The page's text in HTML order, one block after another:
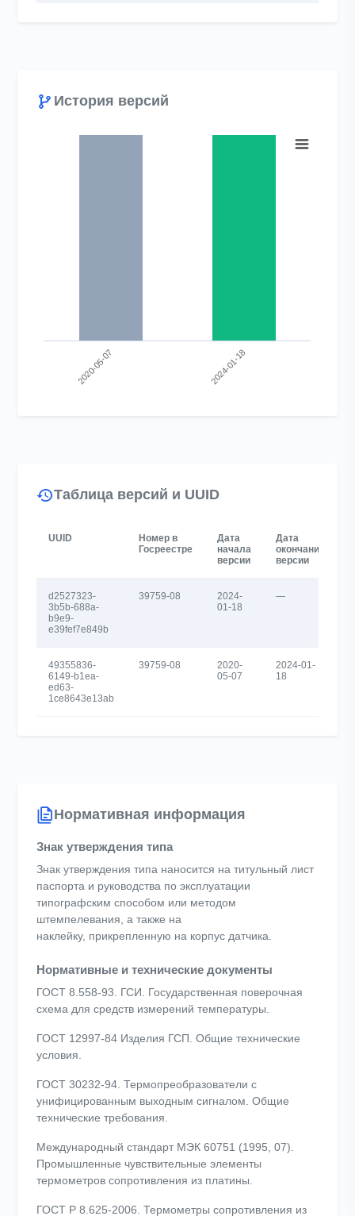
История версий
2020-05-07 2024-01-18
Таблица версий и UUID
UUID
Номер в
Госреестре
Дата
начала
версии
Дата
окончания
версии
d2527323-
3b5b-688a-
b9e9-
e39fef7e849b
39759-08
2024-
01-18
—
49355836-
6149-b1ea-
ed63-
1ce8643e13ab
39759-08
2020-
05-07
2024-01-
18
Нормативная информация
Знак утверждения типа
Знак утверждения типа наносится на титульный лист
паспорта и руководства по эксплуатации
типографским способом или методом
штемпелевания, а также на
наклейку, прикрепленную на корпус датчика.
Нормативные и технические документы
ГОСТ 8.558-93. ГСИ. Государственная поверочная
схема для средств измерений температуры.
ГОСТ 12997-84 Изделия ГСП. Общие технические
условия.
ГОСТ 30232-94. Термопреобразователи с
унифицированным выходным сигналом. Общие
технические требования.
Международный стандарт МЭК 60751 (1995, 07).
Промышленные чувствительные элементы
термометров сопротивления из платины.
ГОСТ Р 8.625-2006. Термометры сопротивления из